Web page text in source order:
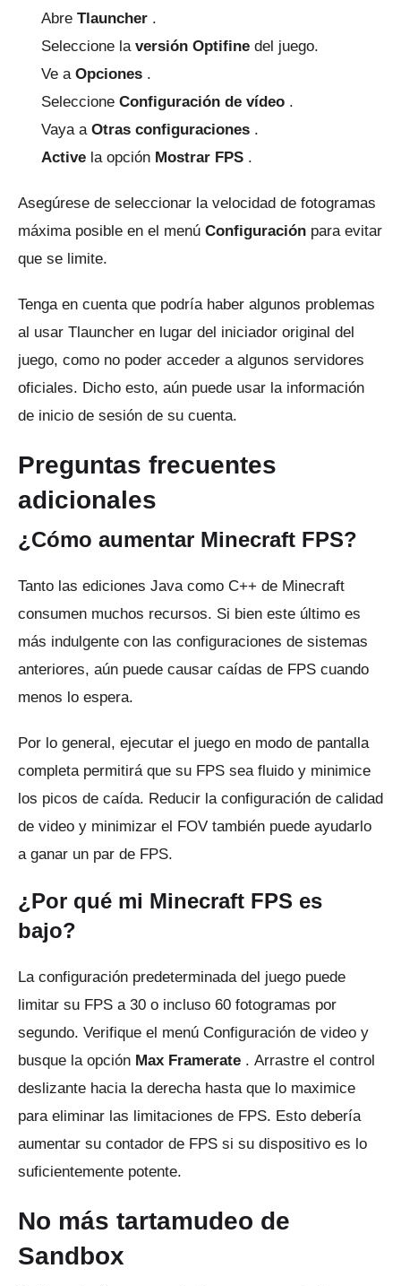
Abre Tlauncher .
Seleccione la versión Optifine del juego.
Ve a Opciones .
Seleccione Configuración de vídeo .
Vaya a Otras configuraciones .
Active la opción Mostrar FPS .
Asegúrese de seleccionar la velocidad de fotogramas
máxima posible en el menú Configuración para evitar
que se limite.
Tenga en cuenta que podría haber algunos problemas
al usar Tlauncher en lugar del iniciador original del
juego, como no poder acceder a algunos servidores
oficiales. Dicho esto, aún puede usar la información
de inicio de sesión de su cuenta.
Preguntas frecuentes
adicionales
¿Cómo aumentar Minecraft FPS?
Tanto las ediciones Java como C++ de Minecraft
consumen muchos recursos. Si bien este último es
más indulgente con las configuraciones de sistemas
anteriores, aún puede causar caídas de FPS cuando
menos lo espera.
Por lo general, ejecutar el juego en modo de pantalla
completa permitirá que su FPS sea fluido y minimice
los picos de caída. Reducir la configuración de calidad
de video y minimizar el FOV también puede ayudarlo
a ganar un par de FPS.
¿Por qué mi Minecraft FPS es
bajo?
La configuración predeterminada del juego puede
limitar su FPS a 30 o incluso 60 fotogramas por
segundo. Verifique el menú Configuración de video y
busque la opción Max Framerate . Arrastre el control
deslizante hacia la derecha hasta que lo maximice
para eliminar las limitaciones de FPS. Esto debería
aumentar su contador de FPS si su dispositivo es lo
suficientemente potente.
No más tartamudeo de
Sandbox